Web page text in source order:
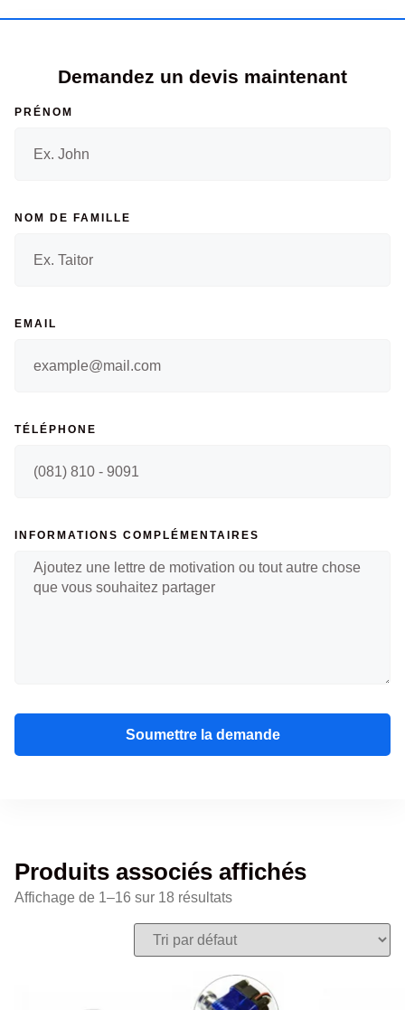
Demandez un devis maintenant
PRÉNOM
NOM DE FAMILLE
EMAIL
TÉLÉPHONE
INFORMATIONS COMPLÉMENTAIRES
Soumettre la demande
Produits associés affichés
Affichage de 1–16 sur 18 résultats